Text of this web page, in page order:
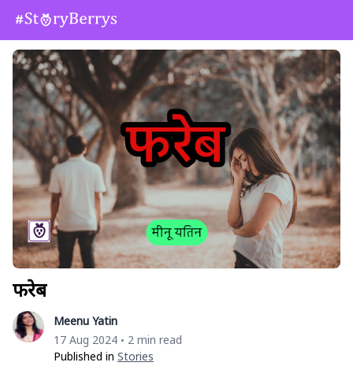
फरेब
Meenu Yatin
17 Aug 2024 • 2 min read
Published in Stories